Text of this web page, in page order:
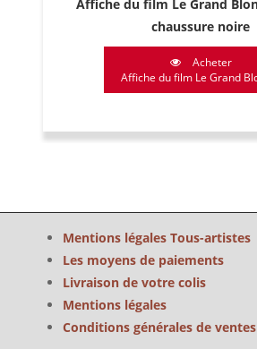
Affiche du film Le Grand
chaussure noire
Acheter
Affiche du film Le Grand
Mentions légales Tous-artistes
Les moyens de paiements
Livraison de votre colis
Mentions légales
Conditions générales de ventes